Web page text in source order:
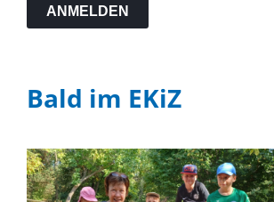
ANMELDEN
Bald im EKiZ